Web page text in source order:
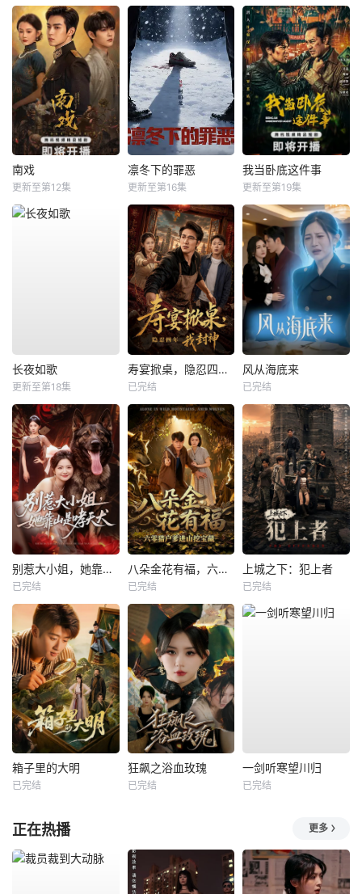
南戏
更新至第12集
凛冬下的罪恶
更新至第16集
我当卧底这件事
更新至第19集
长夜如歌
更新至第18集
寿宴掀桌，隐忍四年我封神
已完结
风从海底来
已完结
别惹大小姐，她靠山是哮天犬
已完结
八朵金花有福，六零猎户爹进山挖宝藏
已完结
上城之下：犯上者
已完结
箱子里的大明
已完结
狂飙之浴血玫瑰
已完结
一剑听寒望川归
已完结
正在热播 更多